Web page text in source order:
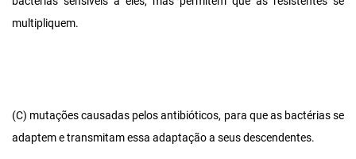
multipliquem.
(C) mutações causadas pelos antibióticos, para que as bactérias se
adaptem e transmitam essa adaptação a seus descendentes.